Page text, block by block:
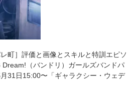
町］評価と画像とスキルと特訓エピソ
（バンドリ）ガールズバンドパ
31日15:00〜「ギャラクシー・ウェデ